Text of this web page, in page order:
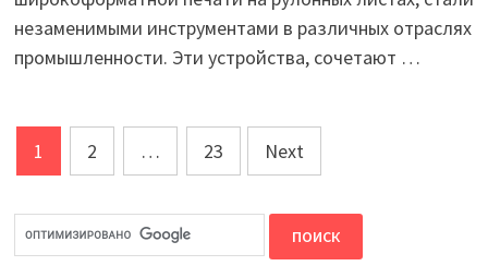
незаменимыми инструментами в различных отраслях
промышленности. Эти устройства, сочетают …
Posts
pagination
1 2 … 23 Next